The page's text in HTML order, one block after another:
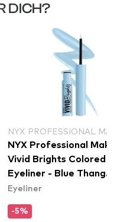
DICH?
NYX PROFESSIONAL
NYX Professional
Vivid Brights Colored
Eyeliner - Blue Thang
(VBLL06)
Eyeliner
-5%